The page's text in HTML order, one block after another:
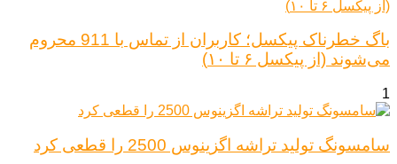
باگ خطرناک پیکسل؛ کاربران از تماس با 911 محروم
می‌شوند (از پیکسل ۶ تا ۱۰)
1
سامسونگ تولید تراشه اگزینوس 2500 را قطعی کرد